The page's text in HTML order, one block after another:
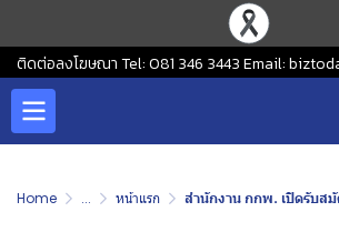
ติดต่อลงโฆษณา Tel: 081 346 3443 Email:
Home ... หน้าแรก สำนักงาน กกพ. เปิดรับสมัครคัดเลือกผู้แทนอธิการบดีของสถาบันอุดมศึ